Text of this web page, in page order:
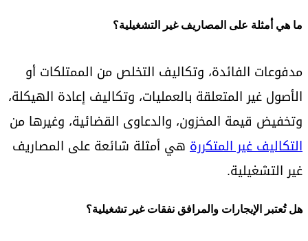
ما هي أمثلة على المصاريف غير التشغيلية؟
مدفوعات الفائدة، وتكاليف التخلص من الممتلكات أو
الأصول غير المتعلقة بالعمليات، وتكاليف إعادة الهيكلة،
وتخفيض قيمة المخزون، والدعاوى القضائية، وغيرها من
التكاليف غير المتكررة هي أمثلة شائعة على المصاريف
غير التشغيلية.
هل تُعتبر الإيجارات والمرافق نفقات غير تشغيلية؟